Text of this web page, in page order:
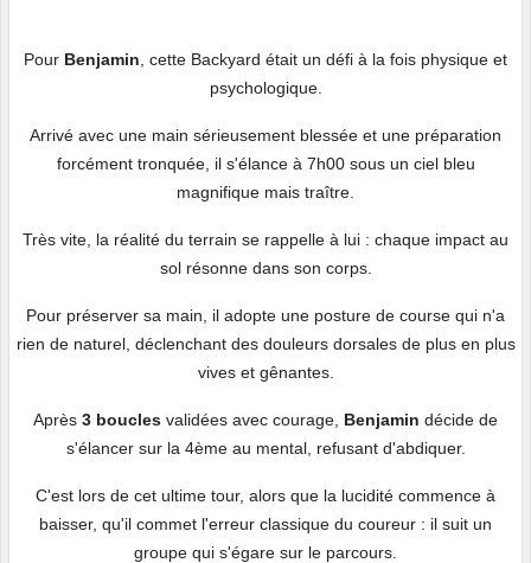
Pour Benjamin , cette Backyard était un défi à la fois physique et
psychologique.
Arrivé avec une main sérieusement blessée et une préparation
forcément tronquée, il s'élance à 7h00 sous un ciel bleu
magnifique mais traître.
Très vite, la réalité du terrain se rappelle à lui : chaque impact au
sol résonne dans son corps.
Pour préserver sa main, il adopte une posture de course qui n'a
rien de naturel, déclenchant des douleurs dorsales de plus en plus
vives et gênantes.
Après 3 boucles validées avec courage, Benjamin décide de
s'élancer sur la 4ème au mental, refusant d'abdiquer.
C'est lors de cet ultime tour, alors que la lucidité commence à
baisser, qu'il commet l'erreur classique du coureur : il suit un
groupe qui s'égare sur le parcours.